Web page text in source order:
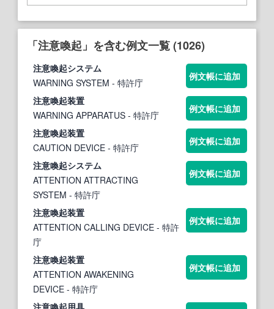
「注意喚起」を含む例文一覧 (1026)
注意喚起システム
WARNING SYSTEM - 特許庁
例文帳に追加
注意喚起装置
WARNING APPARATUS - 特許庁
例文帳に追加
注意喚起装置
CAUTION DEVICE - 特許庁
例文帳に追加
注意喚起システム
ATTENTION ATTRACTING
SYSTEM - 特許庁
例文帳に追加
注意喚起装置
ATTENTION CALLING DEVICE - 特許
庁
例文帳に追加
注意喚起装置
ATTENTION AWAKENING
DEVICE - 特許庁
例文帳に追加
注意喚起用具